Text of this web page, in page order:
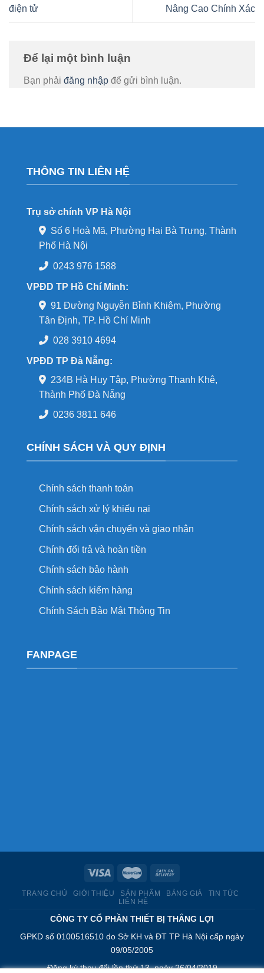
điện tử
Nâng Cao Chính Xác
Để lại một bình luận
Bạn phải đăng nhập để gửi bình luận.
THÔNG TIN LIÊN HỆ
Trụ sở chính VP Hà Nội
Số 6 Hoà Mã, Phường Hai Bà Trưng, Thành
Phố Hà Nội
0243 976 1588
VPĐD TP Hồ Chí Minh:
91 Đường Nguyễn Bỉnh Khiêm, Phường
Tân Định, TP. Hồ Chí Minh
028 3910 4694
VPĐD TP Đà Nẵng:
234B Hà Huy Tập, Phường Thanh Khê,
Thành Phố Đà Nẵng
0236 3811 646
CHÍNH SÁCH VÀ QUY ĐỊNH
Chính sách thanh toán
Chính sách xử lý khiếu nại
Chính sách vận chuyển và giao nhận
Chính đổi trả và hoàn tiền
Chính sách bảo hành
Chính sách kiểm hàng
Chính Sách Bảo Mật Thông Tin
FANPAGE
TRANG CHỦ GIỚI THIỆU SẢN PHẨM BẢNG GIÁ
TIN TỨC
LIÊN HỆ
CÔNG TY CỔ PHẦN THIẾT BỊ THẮNG LỢI
GPKD số 0100516510 do Sở KH và ĐT TP Hà Nội cấp ngày
09/05/2005
Đăng ký thay đổi lần thứ 13, ngày 26/04/2019